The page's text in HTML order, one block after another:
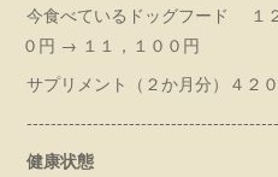
今食べているドッグフード １
０円 → １１，１００円
サプリメント（２か月分）４２
健康状態